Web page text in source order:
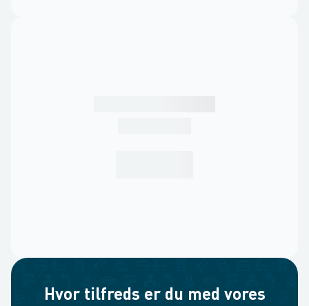
Hvor tilfreds er du med vores